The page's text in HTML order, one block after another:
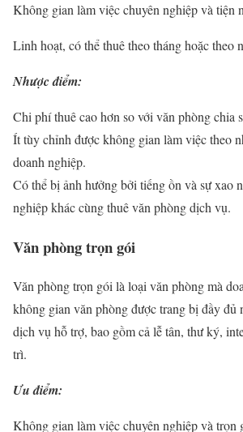
Không gian làm việc chuyên nghiệp và tiện
Linh hoạt, có thể thuê theo tháng hoặc theo
Nhược điểm:
Chi phí thuê cao hơn so với văn phòng chia
Ít tùy chỉnh được không gian làm việc theo
doanh nghiệp.
Có thể bị ảnh hưởng bởi tiếng ồn và sự xao
nghiệp khác cùng thuê văn phòng dịch vụ.
Văn phòng trọn gói
Văn phòng trọn gói là loại văn phòng mà
không gian văn phòng được trang bị đầy đủ
dịch vụ hỗ trợ, bao gồm cả lễ tân, thư ký,
trì.
Ưu điểm:
Không gian làm việc chuyên nghiệp và trọn